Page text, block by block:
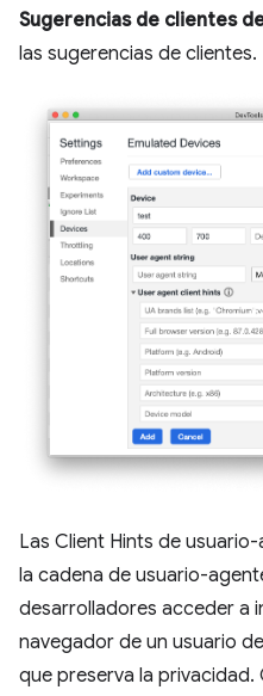
Sugerencias de clientes
las sugerencias de clientes.
Las Client Hints de
la cadena de usuario-
desarrolladores acceder a
navegador de un usuario
que preserva la